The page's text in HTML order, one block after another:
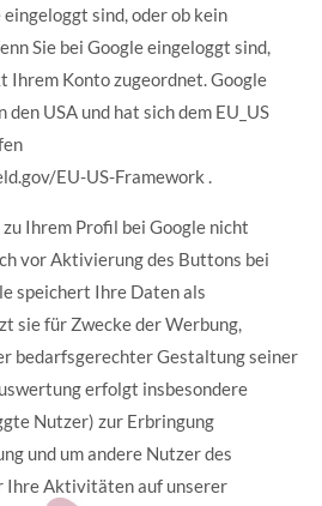
sind, oder ob kein
Sie bei Google eingeloggt sind,
Ihrem Konto zugeordnet. Google
USA und hat sich dem EU_US
EU-US-Framework .
Ihrem Profil bei Google nicht
vor Aktivierung des Buttons bei
speichert Ihre Daten als
sie für Zwecke der Werbung,
bedarfsgerechter Gestaltung seiner
erfolgt insbesondere
Nutzer) zur Erbringung
und um andere Nutzer des
Ihre Aktivitäten auf unserer